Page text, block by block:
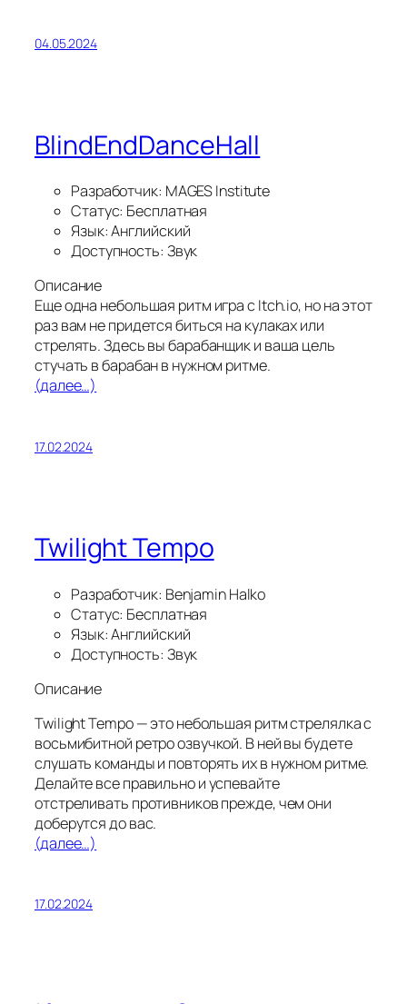
04.05.2024
BlindEndDanceHall
Разработчик: MAGES Institute
Статус: Бесплатная
Язык: Английский
Доступность: Звук
Описание
Еще одна небольшая ритм игра с Itch.io, но на этот
раз вам не придется биться на кулаках или
стрелять. Здесь вы барабанщик и ваша цель
стучать в барабан в нужном ритме.
(далее…)
17.02.2024
Twilight Tempo
Разработчик: Benjamin Halko
Статус: Бесплатная
Язык: Английский
Доступность: Звук
Описание
Twilight Tempo — это небольшая ритм стрелялка с
восьмибитной ретро озвучкой. В ней вы будете
слушать команды и повторять их в нужном ритме.
Делайте все правильно и успевайте
отстреливать противников прежде, чем они
доберутся до вас.
(далее…)
17.02.2024